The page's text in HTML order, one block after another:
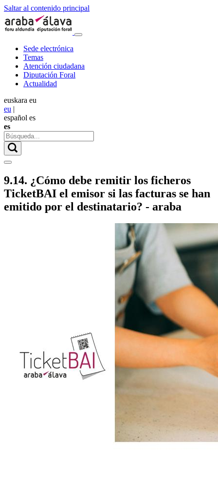
Saltar al contenido principal
Sede electrónica
Temas
Atención ciudadana
Diputación Foral
Actualidad
euskara eu
eu |
español es
es
9.14. ¿Cómo debe remitir los ficheros
TicketBAI el emisor si las facturas se han
emitido por el destinatario? - araba